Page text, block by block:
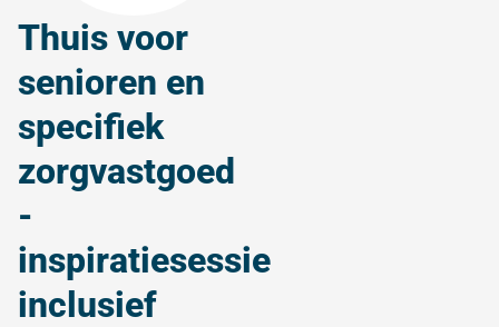
Thuis voor
senioren en
specifiek
zorgvastgoed
-
inspiratiesessie
inclusief